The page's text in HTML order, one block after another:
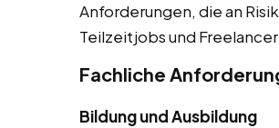
Anforderungen, die an
Teilzeitjobs und
Fachliche
Bildung und Ausbildung